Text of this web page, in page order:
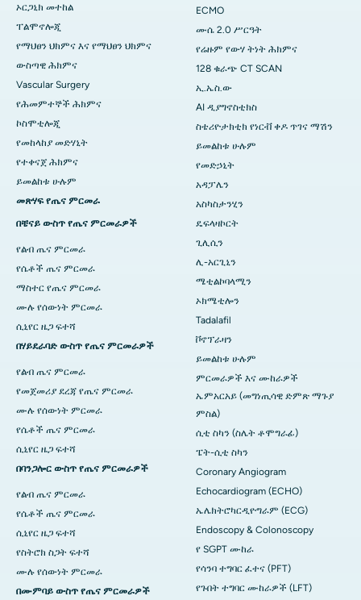
ኦርጋኒክ መተከል
ፐልሞኖሎጂ
የማህፀን ህክምና እና የማህፀን ህክምና
ውስጣዊ ሕክምና
Vascular Surgery
የሕመምተኞች ሕክምና
ኮስሞቲሎጂ
የመከላከያ መድሃኒት
የተቀናጀ ሕክምና
ይመልከቱ ሁሉም
መጽሃፍ የጤና ምርመራ
በቼናይ ውስጥ የጤና ምርመራዎች
የልብ ጤና ምርመራ
የሴቶች ጤና ምርመራ
ማስተር የጤና ምርመራ
ሙሉ የሰውነት ምርመራ
ሲኒየር ዜጋ ፍተሻ
በሃይደራባድ ውስጥ የጤና ምርመራዎች
የልብ ጤና ምርመራ
የመጀመሪያ ደረጃ የጤና ምርመራ
ሙሉ የሰውነት ምርመራ
የሴቶች ጤና ምርመራ
ሲኒየር ዜጋ ፍተሻ
በባንጋሎር ውስጥ የጤና ምርመራዎች
የልብ ጤና ምርመራ
የሴቶች ጤና ምርመራ
ሲኒየር ዜጋ ፍተሻ
የስትሮክ ስጋት ፍተሻ
ሙሉ የሰውነት ምርመራ
በሙምባይ ውስጥ የጤና ምርመራዎች
ECMO
ሙሴ 2.0 ሥርዓት
የሬዙም የውሃ ትነት ሕክምና
128 ቁራጭ CT SCAN
ኢ.ኤስ.ው
AI ዲያግኖስቲክስ
ስቴሪዮታክቲክ የነርቭ ቀዶ ጥገና ማሽን
ይመልከቱ ሁሉም
የመድኃኒት
አዳፓሌን
አስካስታንሂን
ዴፍላዛኮርት
ጊሊሲን
ሊ-አርጊኒን
ሜቲልኮባላሚን
ኦክሜቲሎን
Tadalafil
ቮኖፕራዛን
ይመልከቱ ሁሉም
ምርመራዎች እና ሙከራዎች
ኤምአርአይ (መግነጢሳዊ ድምጽ ማጉያ
ምስል)
ሲቲ ስካን (ስሌት ቶሞግራፊ)
ፔት-ሲቲ ስካን
Coronary Angiogram
Echocardiogram (ECHO)
ኤሌክትሮካርዲዮግራም (ECG)
Endoscopy & Colonoscopy
የ SGPT ሙከራ
የሳንባ ተግባር ፈተና (PFT)
የጉበት ተግባር ሙከራዎች (LFT)